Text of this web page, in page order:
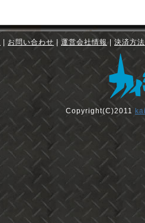
お問い合わせ 運営会社情報| 決済方
Copyright(C)2011